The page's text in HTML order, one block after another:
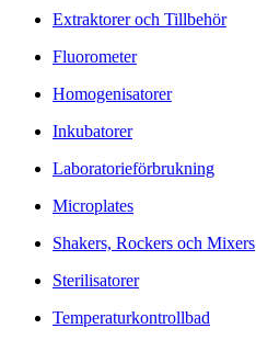
Extraktorer och Tillbehör
Fluorometer
Homogenisatorer
Inkubatorer
Laboratorieförbrukning
Microplates
Shakers, Rockers och Mixers
Sterilisatorer
Temperaturkontrollbad